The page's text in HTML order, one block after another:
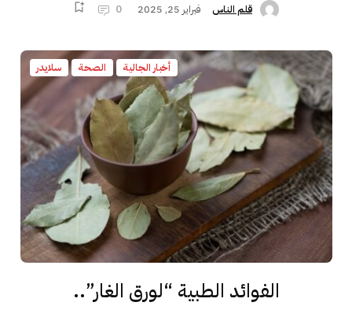
قلم الناس فبراير 25, 2025 0
أخبار الجالية الصحة سلايدر
الفوائد الطبية “لورق الغار”..